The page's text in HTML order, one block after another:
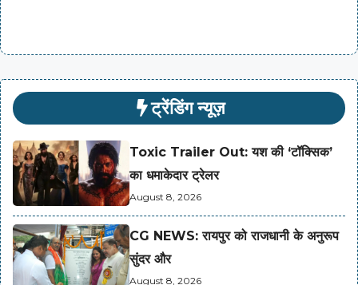
ट्रेंडिंग न्यूज़
Toxic Trailer Out: यश की ‘टॉक्सिक’
का धमाकेदार ट्रेलर
August 8, 2026
CG NEWS: रायपुर को राजधानी के अनुरूप
सुंदर और
August 8, 2026